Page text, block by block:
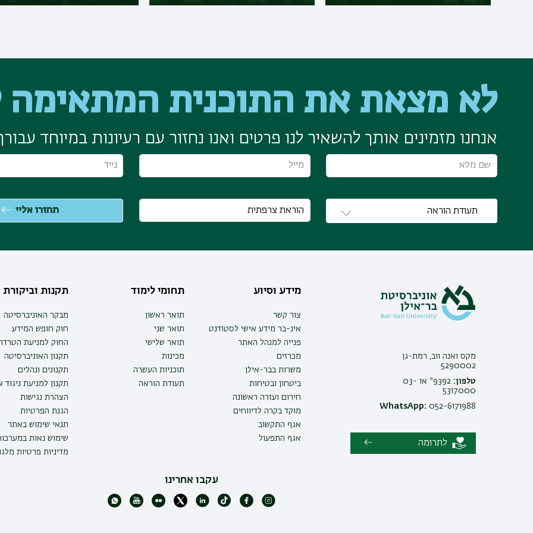
לא מצאת את התוכנית המתאימה
אנחנו מזמינים אותך להשאיר לנו פרטים ואנו נחזור עם רעיונות במיוחד
מקס ואנה ווב, רמת-גן
5290002
טלפון:
9392* או 03-
5317000
WhatsApp: 052-6171988
לתרומה
מידע וסיוע
צור קשר
אינ-בר מידע אישי לסטודנט
פנייה למנהל האתר
מכרזים
משרות בבר-אילן
ביטחון ובטיחות
חירום ועזרה ראשונה
מוקד בקרה לדיווחים
אגף התקשוב
אגף התפעול
תחומי לימוד
תואר ראשון
תואר שני
תואר שלישי
מכינות
תוכניות העשרה
תעודת הוראה
תקנות וביקורת
מבקר האוניברסיטה
חוק חופש המידע
החוק למניעת
תקנון האוניברסיטה
תקנונים ונהלים
תקנון למניעת ניגוד
הצהרת נגישות
הגנת הפרטיות
תנאי שימוש באתר
שימוש נאות
מדיניות פרטיות
עקבו אחרינו